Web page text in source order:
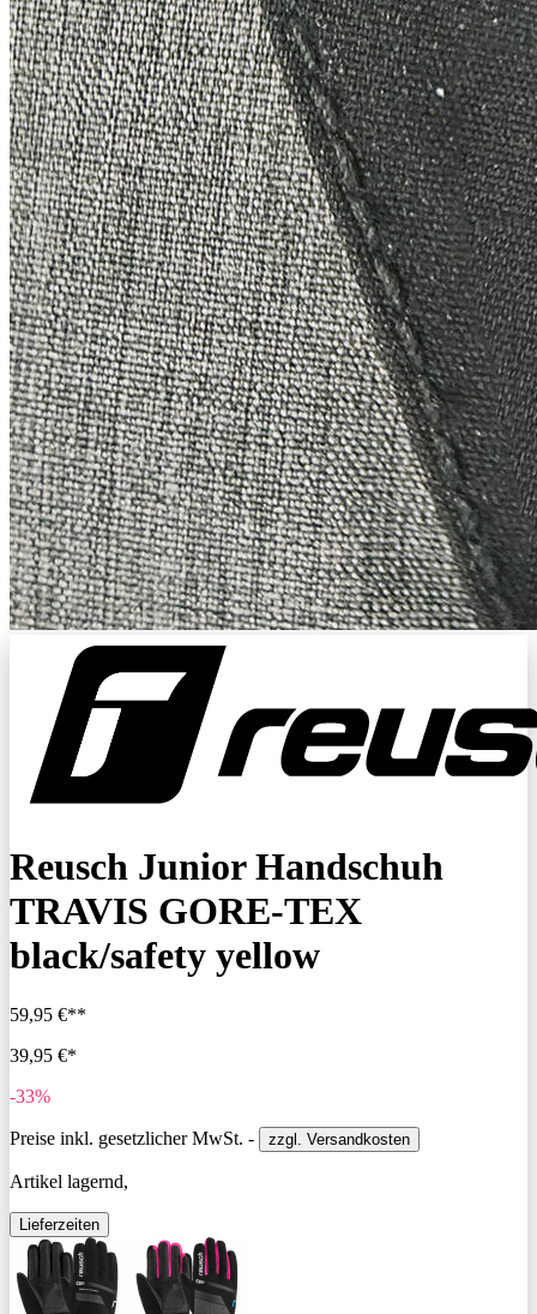
Reusch Junior Handschuh
TRAVIS GORE-TEX
black/safety yellow
59,95 €**
39,95 €*
-33%
Preise inkl. gesetzlicher MwSt. - zzgl. Versandkosten
Artikel lagernd,
Lieferzeiten